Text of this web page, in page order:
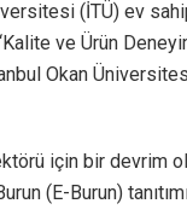
(İTÜ) ev
ve Ürün
Okan
için bir devrim
(E-Burun)